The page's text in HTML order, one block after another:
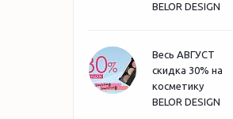
BELOR DESIGN
Весь АВГУСТ
скидка 30% на
косметику
BELOR DESIGN